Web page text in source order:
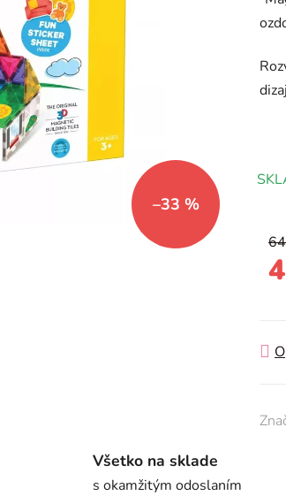
je
z
5
–33 %
Všetko na sklade
s okamžitým odoslaním